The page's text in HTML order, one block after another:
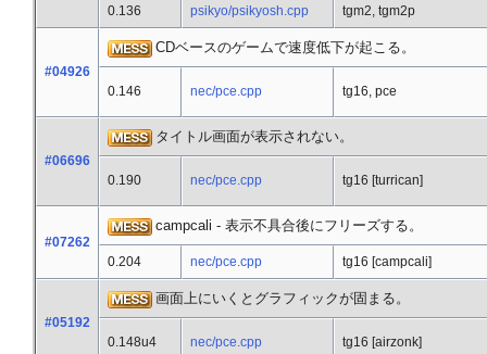
0.136 psikyo/psikyosh.cpp tgm2, tgm2p
#04926
CDベースのゲームで速度低下が起こる。
0.146 nec/pce.cpp tg16, pce
#06696
タイトル画面が表示されない。
0.190 nec/pce.cpp tg16 [turrican]
#07262
campcali - 表示不具合後にフリーズする。
0.204 nec/pce.cpp tg16 [campcali]
#05192
画面上にいくとグラフィックが固まる。
0.148u4 nec/pce.cpp tg16 [airzonk]